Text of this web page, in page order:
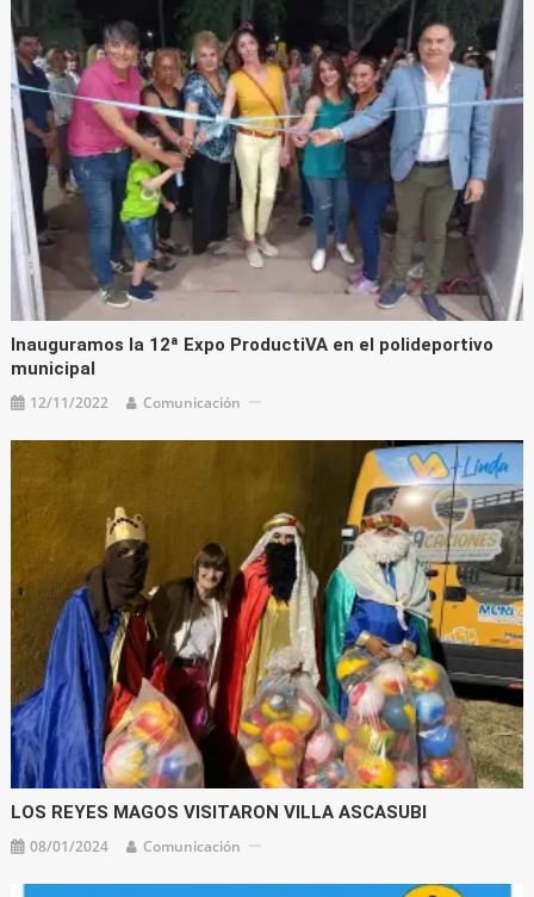
Inauguramos la 12ª Expo ProductiVA en el polideportivo
municipal
12/11/2022 Comunicación
LOS REYES MAGOS VISITARON VILLA ASCASUBI
08/01/2024 Comunicación